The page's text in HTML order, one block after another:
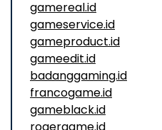
gamereal.id
gameservice.id
gameproduct.id
gameedit.id
badanggaming.id
francogame.id
gameblack.id
rogergame.id